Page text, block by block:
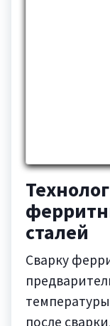
сталей
Сварку
после